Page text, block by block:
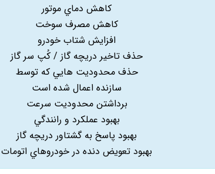
کاهش دماي موتور
کاهش مصرف سوخت
افزايش شتاب خودرو
حذف تاخير دريچه گاز / کُپ سر گاز
حذف محدوديت هايي که توسط
سازنده اعمال شده است
برداشتن محدوديت سرعت
بهبود عملکرد و رانندگي
بهبود پاسخ به گشتاور دريچه گاز
بهبود تعويض دنده در خودروهاي اتومات